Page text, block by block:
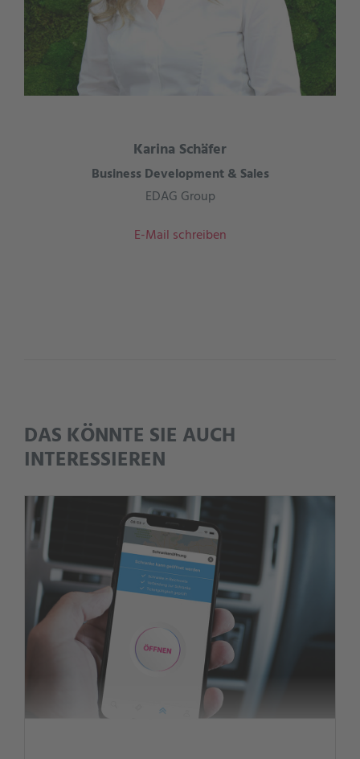
Karina Schäfer
Business Development & Sales
EDAG Group
E-Mail schreiben
DAS KÖNNTE SIE AUCH
INTERESSIEREN